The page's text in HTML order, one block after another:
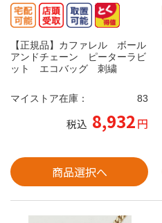
【正規品】カファレル ボール
アンドチェーン ピーターラビ
ット エコバッグ 刺繍
マイストア在庫： 83
税込 8,932円
商品選択へ